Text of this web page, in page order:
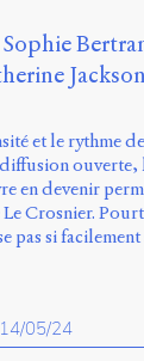
Sophie
Jackson
et le rythme
en devenir
Crosnier.
pas si
05/24